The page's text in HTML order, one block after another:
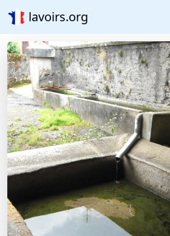
lavoirs.org